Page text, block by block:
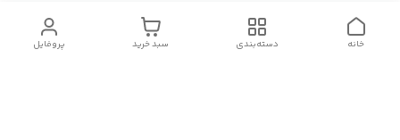
پروفایل سبد خرید دسته‌بندی خانه